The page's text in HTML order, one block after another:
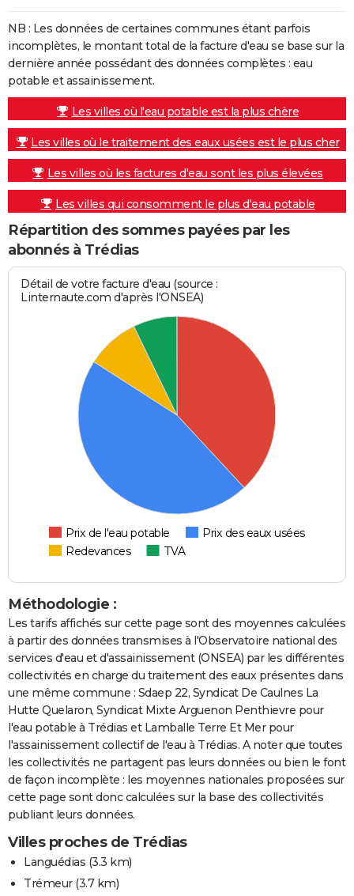
NB : Les données de certaines communes étant parfois
incomplètes, le montant total de la facture d'eau se base sur la
dernière année possédant des données complètes : eau
potable et assainissement.
Les villes où l'eau potable est la plus chère
Les villes où le traitement des eaux usées est le plus cher
Les villes où les factures d'eau sont les plus élevées
Les villes qui consomment le plus d'eau potable
Répartition des sommes payées par les
abonnés à Trédias
Détail de votre facture d'eau (source :
Linternaute.com d'après l'ONSEA)
Prix de l'eau potable
Prix des eaux usées
Redevances
TVA
Méthodologie :
Les tarifs affichés sur cette page sont des moyennes calculées
à partir des données transmises à l'Observatoire national des
services d'eau et d'assainissement (ONSEA) par les différentes
collectivités en charge du traitement des eaux présentes dans
une même commune : Sdaep 22, Syndicat De Caulnes La
Hutte Quelaron, Syndicat Mixte Arguenon Penthievre pour
l'eau potable à Trédias et Lamballe Terre Et Mer pour
l'assainissement collectif de l'eau à Trédias. A noter que toutes
les collectivités ne partagent pas leurs données ou bien le font
de façon incomplète : les moyennes nationales proposées sur
cette page sont donc calculées sur la base des collectivités
publiant leurs données.
Villes proches de Trédias
Languédias (3.3 km)
Trémeur(3.7 km)